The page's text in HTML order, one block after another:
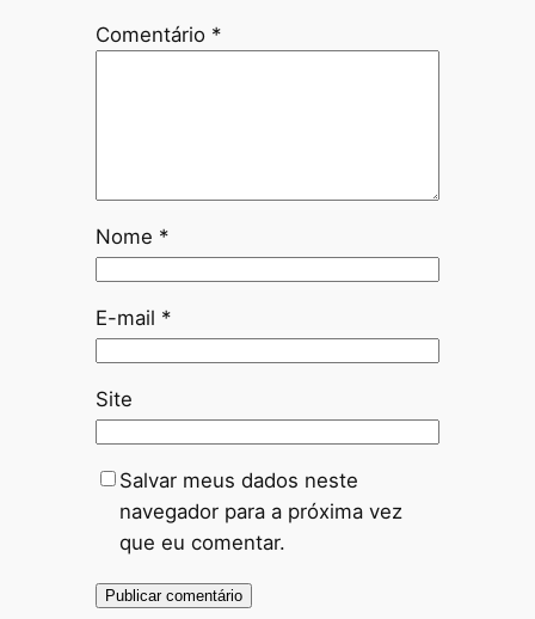
Comentário *
Nome *
E-mail *
Site
Salvar meus dados neste
navegador para a próxima vez
que eu comentar.